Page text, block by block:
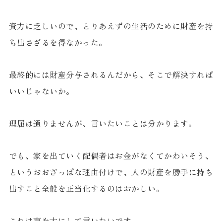
資力に乏しいので、とりあえずの生活のために財産を持
ち出さざるを得なかった。
最終的には財産分与されるんだから、そこで解決すれば
いいじゃないか。
理屈は通りませんが、言いたいことは分かります。
でも、家を出ていく配偶者はお金がなくてかわいそう、
というおおざっぱな理由付けで、人の財産を勝手に持ち
出すこと全般を正当化するのはおかしい。